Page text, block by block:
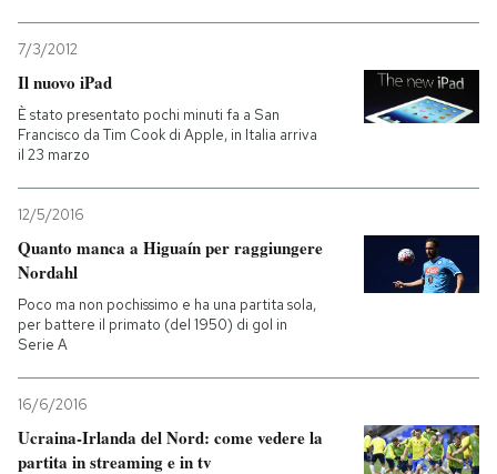
7/3/2012
Il nuovo iPad
È stato presentato pochi minuti fa a San
Francisco da Tim Cook di Apple, in Italia arriva
il 23 marzo
12/5/2016
Quanto manca a Higuaín per raggiungere
Nordahl
Poco ma non pochissimo e ha una partita sola,
per battere il primato (del 1950) di gol in
Serie A
16/6/2016
Ucraina-Irlanda del Nord: come vedere la
partita in streaming e in tv